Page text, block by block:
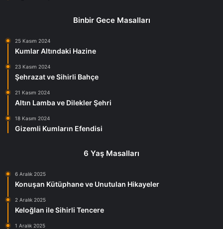
Binbir Gece Masalları
25 Kasım 2024
Kumlar Altındaki Hazine
23 Kasım 2024
Şehrazat ve Sihirli Bahçe
21 Kasım 2024
Altın Lamba ve Dilekler Şehri
18 Kasım 2024
Gizemli Kumların Efendisi
6 Yaş Masalları
6 Aralık 2025
Konuşan Kütüphane ve Unutulan Hikayeler
2 Aralık 2025
Keloğlan ile Sihirli Tencere
1 Aralık 2025